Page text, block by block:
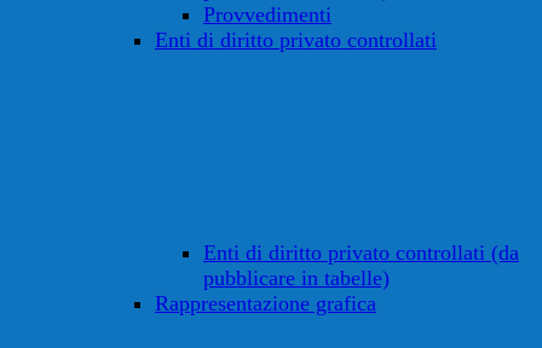
Provvedimenti
Enti di diritto privato controllati
Enti di diritto privato controllati (da
pubblicare in tabelle)
Rappresentazione grafica